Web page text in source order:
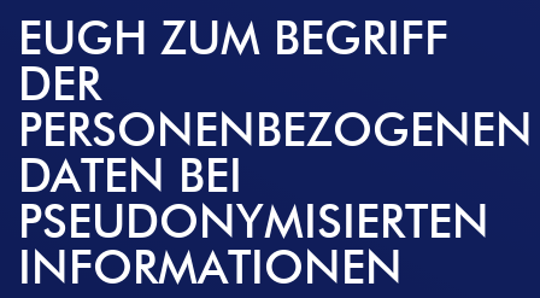
EUGH ZUM BEGRIFF
DER
PERSONENBEZOGENEN
DATEN BEI
PSEUDONYMISIERTEN
INFORMATIONEN